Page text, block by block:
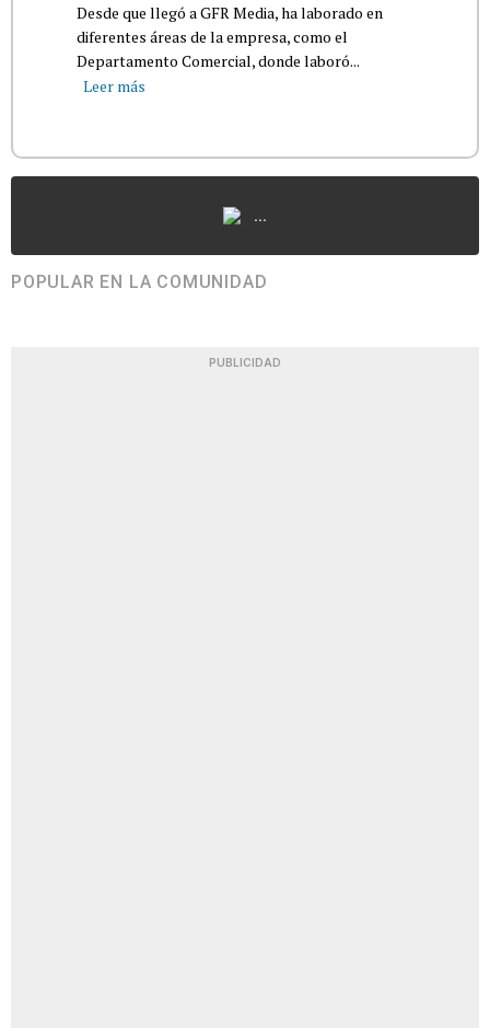
Desde que llegó a GFR Media, ha laborado en
diferentes áreas de la empresa, como el
Departamento Comercial, donde laboró...
Leer más
...
POPULAR EN LA COMUNIDAD
PUBLICIDAD